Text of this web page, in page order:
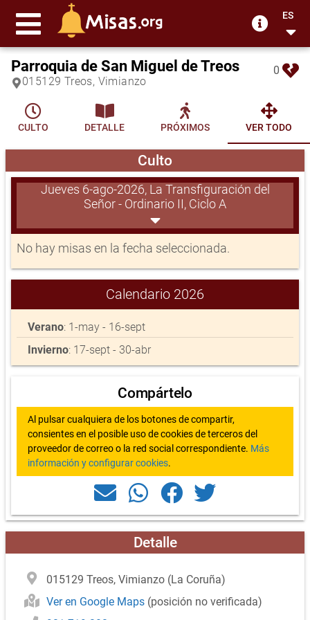
ES
Parroquia de San Miguel de Treos
015129 Treos, Vimianzo
0
CULTO DETALLE PRÓXIMOS VER TODO
Culto
Jueves 6-ago-2026, La Transfiguración del
Señor - Ordinario II, Ciclo A
No hay misas en la fecha seleccionada.
Calendario 2026
Verano: 1-may - 16-sept
Invierno: 17-sept - 30-abr
Compártelo
Al pulsar cualquiera de los botones de compartir,
consientes en el posible uso de cookies de terceros del
proveedor de correo o la red social correspondiente. Más
información y configurar cookies.
Detalle
015129 Treos, Vimianzo (La Coruña)
Ver en Google Maps (posición no verificada)